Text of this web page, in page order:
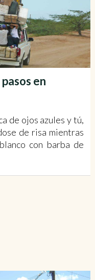
en
de ojos azules y tú,
de risa mientras
con barba de